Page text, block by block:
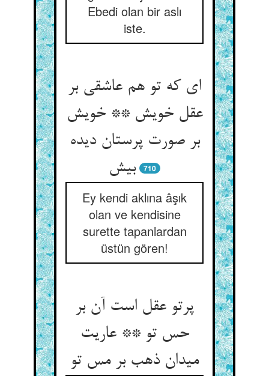
Ebedi olan bir aslı
iste.
ای که تو هم عاشقی بر
عقل خویش ** خویش
بر صورت پرستان دیده
بیش‏
710
Ey kendi aklına âşık
olan ve kendisine
surette tapanlardan
üstün gören!
پرتو عقل است آن بر
حس تو ** عاریت
میدان ذهب بر مس تو